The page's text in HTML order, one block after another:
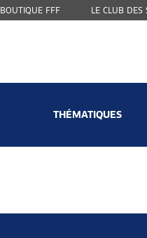
BOUTIQUE FFF LE CLUB DES
THÉMATIQUES